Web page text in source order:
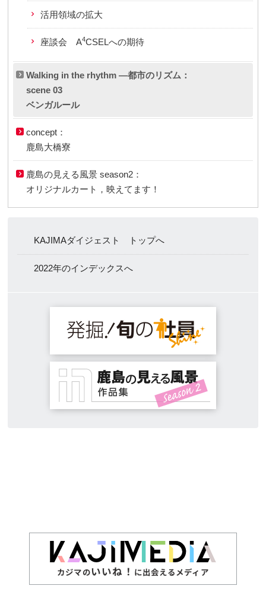
活用領域の拡大
座談会 A4CSELへの期待
Walking in the rhythm ―都市のリズム：
scene 03
ベンガルール
concept：
鹿島大橋寮
鹿島の見える風景 season2：
オリジナルカート，映えてます！
KAJIMAダイジェスト トップへ
2022年のインデックスへ
カジマのいいね！ に出会えるメディア